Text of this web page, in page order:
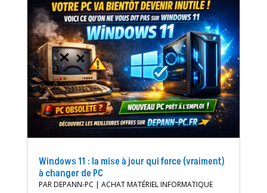
Windows 11 : la mise à jour qui force (vraiment)
à changer de PC
PARDEPANN-PC | ACHAT MATÉRIEL INFORMATIQUE